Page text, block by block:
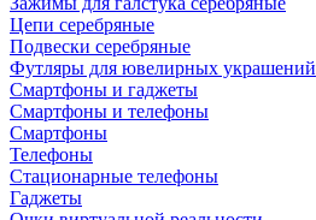
Цепи серебряные
Подвески серебряные
Футляры для ювелирных украшений
Смартфоны и гаджеты
Смартфоны и телефоны
Смартфоны
Телефоны
Стационарные телефоны
Гаджеты